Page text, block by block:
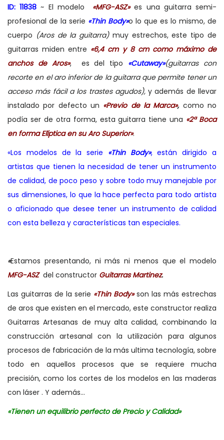
ID: 11838 ~ El modelo «MFG-ASZ»es una guitarra semi-
profesional de la serie «Thin Body»o lo que es lo mismo, de
cuerpo (Aros de la guitarra)muy estrechos, este tipo de
guitarras miden entre «6,4 cm y 8 cm como máximo de
anchos de Aros», es del tipo «Cutaway»(guitarras con
recorte en el aro inferior de la guitarra que permite tener un
acceso más fácil a los trastes agudos),y además de llevar
instalado por defecto un «Previo de la Marca», como no
podía ser de otra forma, esta guitarra tiene una «2ª Boca
en forma Elíptica en su Aro Superior».
«Los modelos de la serie «Thin Body», están dirigido a
artistas que tienen la necesidad de tener un instrumento
de calidad, de poco peso y sobre todo muy manejable por
sus dimensiones, lo que la hace perfecta para todo artista
o aficionado que desee tener un instrumento de calidad
con esta belleza y características tan especiales.
«Estamos presentando, ni más ni menos que el modelo
MFG-ASZ del constructor Guitarras Martinez.
Las guitarras de la serie «Thin Body»son las más estrechas
de aros que existen en el mercado, este constructor realiza
Guitarras Artesanas de muy alta calidad, combinando la
construcción artesanal con la utilización para algunos
procesos de fabricación de la más ultima tecnología, sobre
todo en aquellos procesos que se requiere mucha
precisión, como los cortes de los modelos en las maderas
con láser . Y además…
«Tienen un equilibrio perfecto de Precio y Calidad»